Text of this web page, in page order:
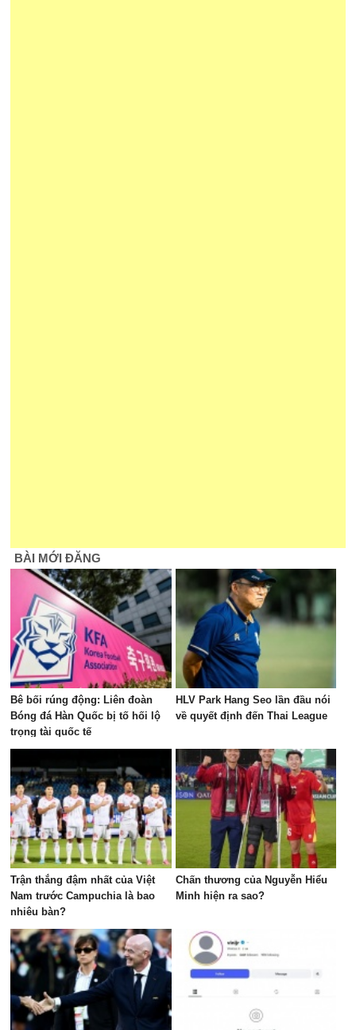
BÀI MỚI ĐĂNG
Bê bối rúng động: Liên đoàn
Bóng đá Hàn Quốc bị tố hối lộ
trọng tài quốc tế
HLV Park Hang Seo lần đầu nói
về quyết định đến Thai League
Trận thắng đậm nhất của Việt
Nam trước Campuchia là bao
nhiêu bàn?
Chấn thương của Nguyễn Hiểu
Minh hiện ra sao?